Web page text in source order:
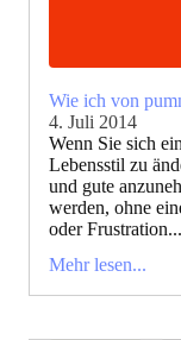
Wie ich von
4. Juli 2014
Wenn Sie sich
Lebensstil zu
und gute
werden, ohne
oder Frustration...
Mehr lesen...